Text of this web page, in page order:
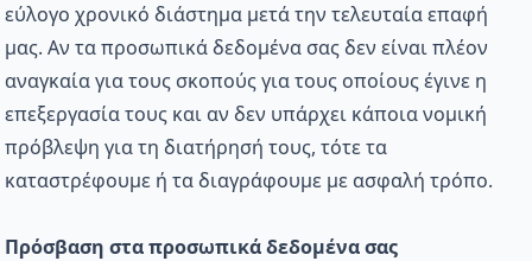
εύλογο χρονικό διάστημα μετά την τελευταία επαφή
μας. Αν τα προσωπικά δεδομένα σας δεν είναι πλέον
αναγκαία για τους σκοπούς για τους οποίους έγινε η
επεξεργασία τους και αν δεν υπάρχει κάποια νομική
πρόβλεψη για τη διατήρησή τους, τότε τα
καταστρέφουμε ή τα διαγράφουμε με ασφαλή τρόπο.
Πρόσβαση στα προσωπικά δεδομένα σας